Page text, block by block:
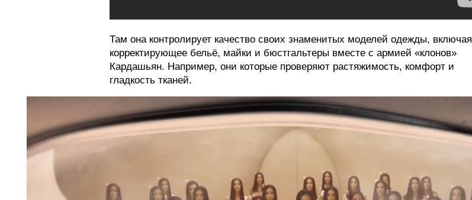
Там она контролирует качество своих знаменитых моделей одежды, включая
корректирующее бельё, майки и бюстгальтеры вместе с армией «клонов»
Кардашьян. Например, они которые проверяют растяжимость, комфорт и
гладкость тканей.